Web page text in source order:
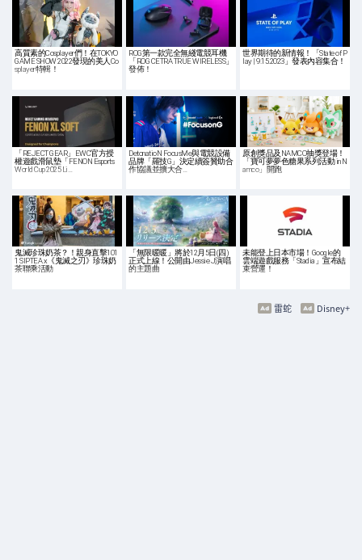
高質素的Cosplayer們！在TOKYO
GAME SHOW 2022發現的美人Co
splayer特輯！
ROG第一款完全無綫電競耳機
「ROG CETRA TRUE WIRELESS」
發佈！
世界期待的新情報！「State of P
lay | 9.15.2023」發表內容集合！
「REJECT GEAR」EWC官方授
權遊戲滑鼠墊「FENON Esports
World Cup 2025 Li…
DetonatioN FocusMe與電競設備
品牌「羅技G」決定續簽贊助合
作協議並擴大合…
原創獎品及NAMCO抽獎登場！
「寶可夢夢色糖果系列活動 in N
amco」開跑
鬼滅珍珠奶茶？！親身直擊101
1 SIPTEA x《鬼滅之刃》珍珠奶
茶聯乘活動
「無限暖暖」將於12月5日(四)
正式上線！公開由Jessie J演唱
的主題曲
未能登上日本市場！Google的
雲端遊戲服務「Stadia」宣布結
束營運！
Disney+
雷蛇